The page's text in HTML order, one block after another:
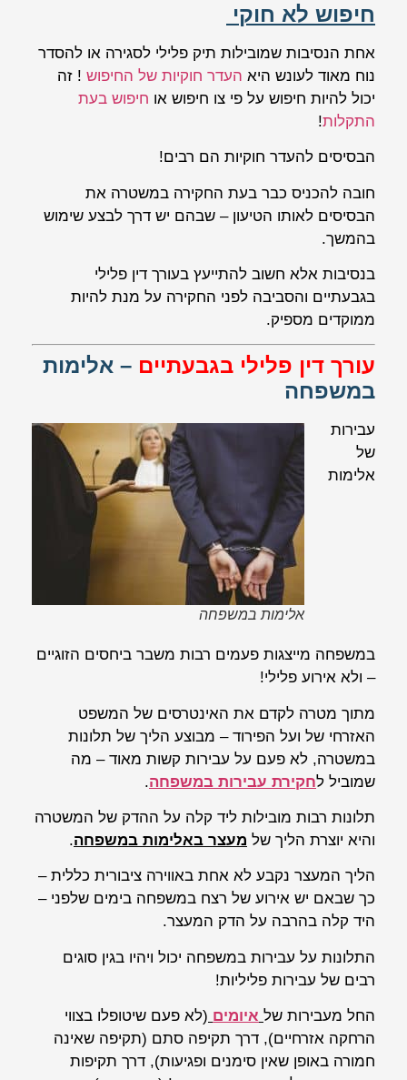
חיפוש לא חוקי
אחת הנסיבות שמובילות תיק פלילי לסגירה או להסדר
נוח מאוד לעונש היא העדר חוקיות של החיפוש ! זה
יכול להיות חיפוש על פי צו חיפוש או חיפוש בעת
התקלות!
הבסיסים להעדר חוקיות הם רבים!
חובה להכניס כבר בעת החקירה במשטרה את
הבסיסים לאותו הטיעון – שבהם יש דרך לבצע שימוש
בהמשך.
בנסיבות אלא חשוב להתייעץ בעורך דין פלילי
בגבעתיים והסביבה לפני החקירה על מנת להיות
ממוקדים מספיק.
עורך דין פלילי בגבעתיים – אלימות
במשפחה
אלימות במשפחה
עבירות
של
אלימות
במשפחה מייצגות פעמים רבות משבר ביחסים הזוגיים
– ולא אירוע פלילי!
מתוך מטרה לקדם את האינטרסים של המשפט
האזרחי של ועל הפירוד – מבוצע הליך של תלונות
במשטרה, לא פעם על עבירות קשות מאוד – מה
שמוביל לחקירת עבירות במשפחה.
תלונות רבות מובילות ליד קלה על ההדק של המשטרה
והיא יוצרת הליך של מעצר באלימות במשפחה.
הליך המעצר נקבע לא אחת באווירה ציבורית כללית –
כך שבאם יש אירוע של רצח במשפחה בימים שלפני –
היד קלה בהרבה על הדק המעצר.
התלונות על עבירות במשפחה יכול ויהיו בגין סוגים
רבים של עבירות פליליות!
החל מעבירות של איומים (לא פעם שיטופלו בצווי
הרחקה אזרחיים), דרך תקיפה סתם (תקיפה שאינה
חמורה באופן שאין סימנים ופגיעות), דרך תקיפות